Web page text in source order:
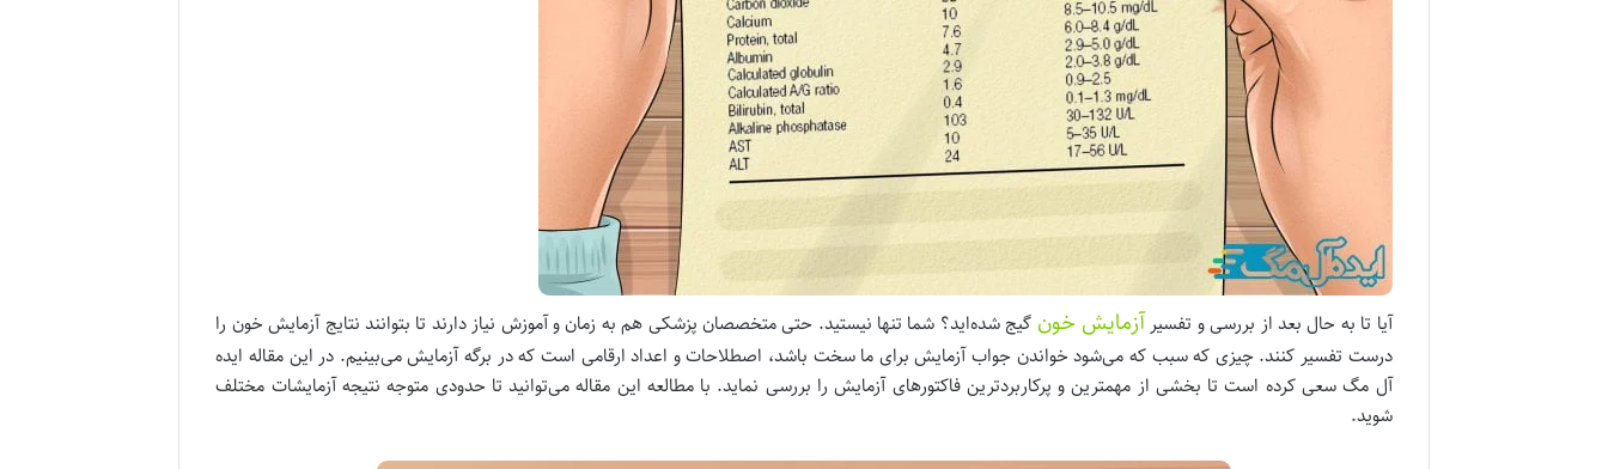
آیا تا به حال بعد از بررسی و تفسیر آزمایش خون گیج شده‌اید؟ شما تنها نیستید. حتی متخصصان پزشکی هم به زمان و آموزش نیاز دارند تا بتوانند نتایج آزمایش خون را
درست تفسیر کنند. چیزی که سبب که می‌شود خواندن جواب آزمایش برای ما سخت باشد، اصطلاحات و اعداد ارقامی است که در برگه آزمایش می‌بینیم. در این مقاله ایده
آل مگ سعی کرده است تا بخشی از مهمترین و پرکاربردترین فاکتورهای آزمایش را بررسی نماید. با مطالعه این مقاله می‌توانید تا حدودی متوجه نتیجه آزمایشات مختلف
شوید.